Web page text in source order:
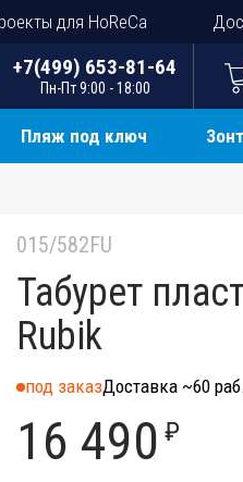
для HoReCa
+7(499) 653-81-64
Пн-Пт 9:00 - 18:00
Пляж под ключ
015/582FU
Табурет
Rubik
под заказДоставка ~60
16 490 ₽